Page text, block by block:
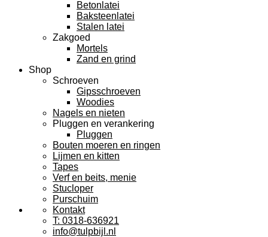
Betonlatei
Baksteenlatei
Stalen latei
Zakgoed
Mortels
Zand en grind
Shop
Schroeven
Gipsschroeven
Woodies
Nagels en nieten
Pluggen en verankering
Pluggen
Bouten moeren en ringen
Lijmen en kitten
Tapes
Verf en beits, menie
Stucloper
Purschuim
Kontakt
T: 0318-636921
info@tulpbijl.nl